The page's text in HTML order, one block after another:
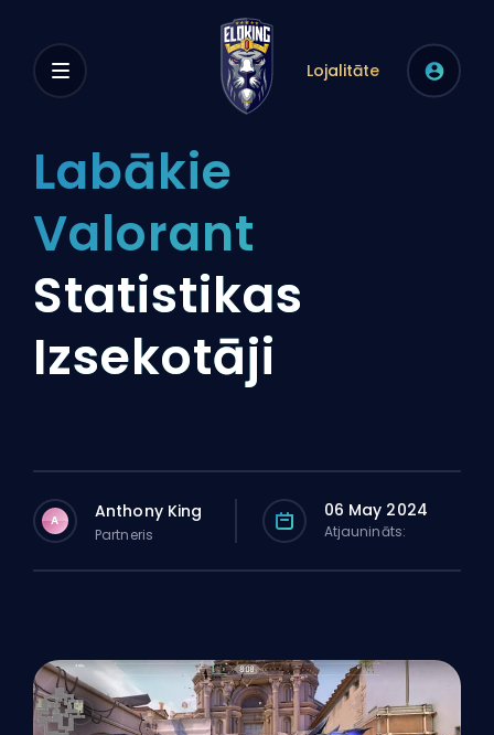
Lojalitāte
Labākie
Valorant
Statistikas
Izsekotāji
A Anthony King
Partneris
06 May 2024
Atjaunināts: